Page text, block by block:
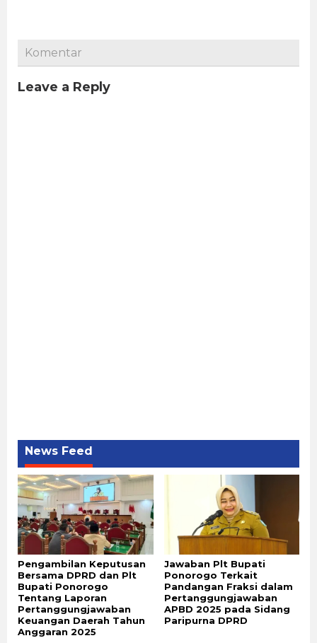
Komentar
Leave a Reply
News Feed
Pengambilan Keputusan
Bersama DPRD dan Plt
Bupati Ponorogo
Tentang Laporan
Pertanggungjawaban
Keuangan Daerah Tahun
Anggaran 2025
Jawaban Plt Bupati
Ponorogo Terkait
Pandangan Fraksi dalam
Pertanggungjawaban
APBD 2025 pada Sidang
Paripurna DPRD